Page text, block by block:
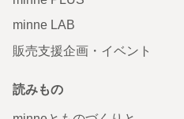
minne LAB
販売支援企画・イベント
読みもの